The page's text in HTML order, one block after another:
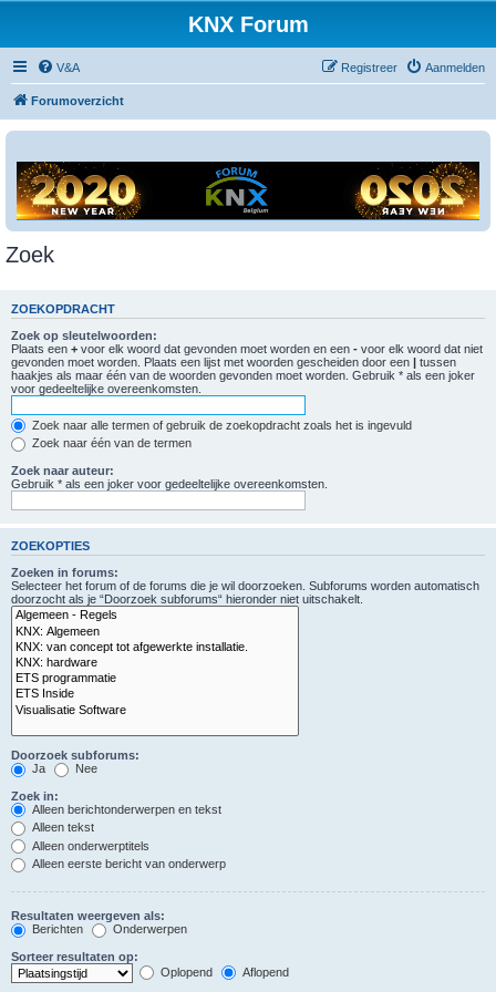
KNX Forum
V&A Aanmelden
Registreer
Forumoverzicht
Zoek
ZOEKOPDRACHT
Zoek op sleutelwoorden:
Plaats een + voor elk woord dat gevonden moet worden en een - voor elk woord dat niet
gevonden moet worden. Plaats een lijst met woorden gescheiden door een | tussen
haakjes als maar één van de woorden gevonden moet worden. Gebruik * als een joker
voor gedeeltelijke overeenkomsten.
Zoek naar alle termen of gebruik de zoekopdracht zoals het is ingevuld
Zoek naar één van de termen
Zoek naar auteur:
Gebruik * als een joker voor gedeeltelijke overeenkomsten.
ZOEKOPTIES
Zoeken in forums:
Selecteer het forum of de forums die je wil doorzoeken. Subforums worden automatisch
doorzocht als je “Doorzoek subforums“ hieronder niet uitschakelt.
Doorzoek subforums:
Ja
Nee
Zoek in:
Alleen berichtonderwerpen en tekst
Alleen tekst
Alleen onderwerptitels
Alleen eerste bericht van onderwerp
Resultaten weergeven als:
Berichten
Onderwerpen
Sorteer resultaten op:
Oplopend
Aflopend